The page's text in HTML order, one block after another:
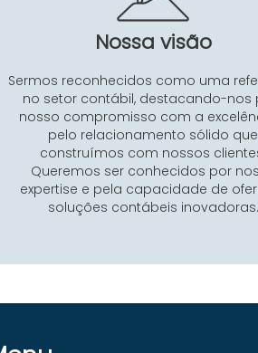
Nossa visão
Sermos reconhecidos como uma
no setor contábil, destacando-nos
nosso compromisso com a
pelo relacionamento sólido que
construímos com nossos
Queremos ser conhecidos por
expertise e pela capacidade de
soluções contábeis inovadoras.